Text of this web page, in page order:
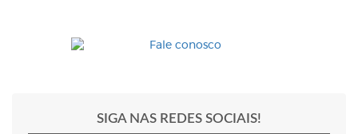
SIGA NAS REDES SOCIAIS!